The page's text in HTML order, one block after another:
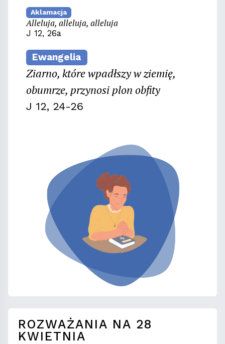
Aklamacja
Alleluja, alleluja, alleluja
J 12, 26a
Ewangelia
Ziarno, które wpadłszy w ziemię,
obumrze, przynosi plon obfity
J 12, 24-26
ROZWAŻANIA NA 28
KWIETNIA